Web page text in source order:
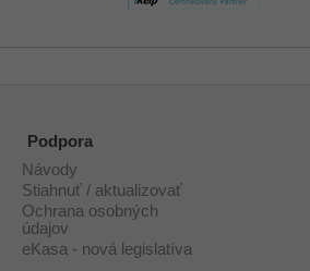
Podpora
Návody
Stiahnuť / aktualizovať
Ochrana osobných
údajov
eKasa - nová legislatíva